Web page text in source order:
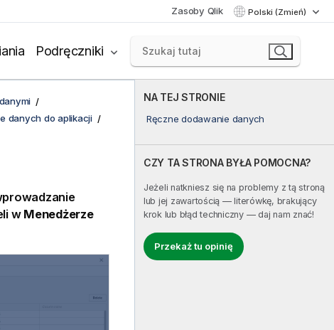
Zasoby Qlik Polski (Zmień)
Podręczniki
NA TEJ STRONIE
Ręczne dodawanie danych
CZY TA STRONA BYŁA POMOCNA?
Jeżeli natkniesz się na problemy z tą stroną
lub jej zawartością — literówkę, brakujący
krok lub błąd techniczny — daj nam znać!
Przekaż tu opinię
danych do aplikacji
w Menedżerze